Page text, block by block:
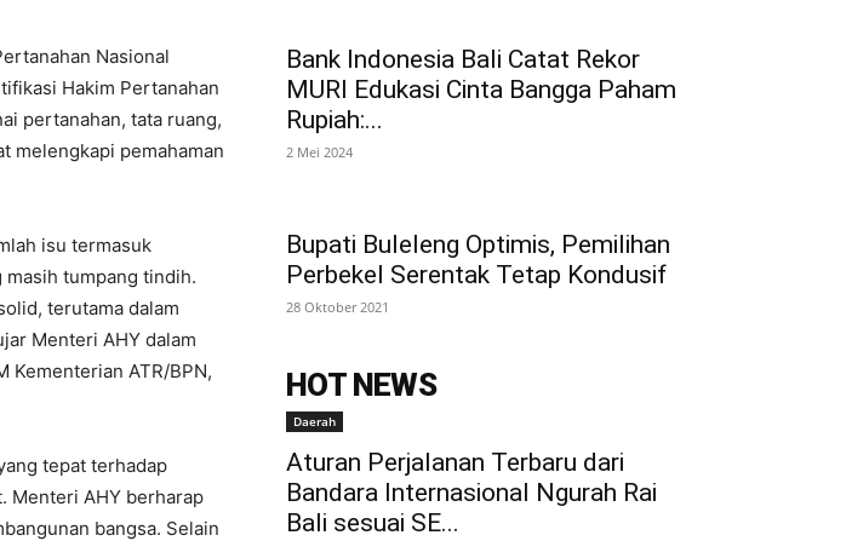
Nasional
Hakim Pertanahan
pertanahan, tata ruang,
melengkapi pemahaman
isu termasuk
masih tumpang tindih.
terutama dalam
Menteri AHY dalam
Kementerian ATR/BPN,
tepat terhadap
Menteri AHY berharap
bangsa. Selain
Bank Indonesia Bali Catat Rekor
MURI Edukasi Cinta Bangga Paham
Rupiah:...
2 Mei 2024
Bupati Buleleng Optimis, Pemilihan
Perbekel Serentak Tetap Kondusif
28 Oktober 2021
HOT NEWS
Daerah
Aturan Perjalanan Terbaru dari
Bandara Internasional Ngurah Rai
Bali sesuai SE...